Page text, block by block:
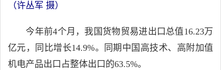
（许丛军 摄）
今年前4个月，我国货物贸易进出口总值16.23万
亿元，同比增长14.9%。同期中国高技术、高附加值
机电产品出口占整体出口的63.5%。